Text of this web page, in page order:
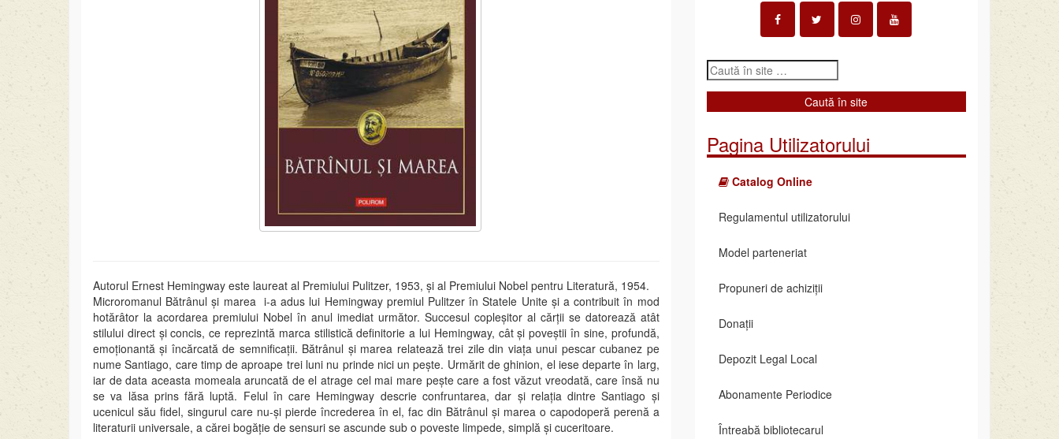
Autorul Ernest Hemingway este laureat al Premiului Pulitzer, 1953, și al Premiului Nobel pentru Literatură, 1954.
Microromanul Bătrânul și marea i-a adus lui Hemingway premiul Pulitzer în Statele Unite și a contribuit în mod
hotărâtor la acordarea premiului Nobel în anul imediat următor. Succesul copleșitor al cărții se datorează atât
stilului direct și concis, ce reprezintă marca stilistică definitorie a lui Hemingway, cât și poveștii în sine, profundă,
emoționantă și încărcată de semnificații. Bătrânul și marea relatează trei zile din viața unui pescar cubanez pe
nume Santiago, care timp de aproape trei luni nu prinde nici un pește. Urmărit de ghinion, el iese departe în larg,
iar de data aceasta momeala aruncată de el atrage cel mai mare pește care a fost văzut vreodată, care însă nu
se va lăsa prins fără luptă. Felul în care Hemingway descrie confruntarea, dar și relația dintre Santiago și
ucenicul său fidel, singurul care nu-și pierde încrederea în el, fac din Bătrânul și marea o capodoperă perenă a
literaturii universale, a cărei bogăție de sensuri se ascunde sub o poveste limpede, simplă și cuceritoare.
Pagina Utilizatorului
Catalog Online
Regulamentul utilizatorului
Model parteneriat
Propuneri de achiziții
Donații
Depozit Legal Local
Abonamente Periodice
Întreabă bibliotecarul